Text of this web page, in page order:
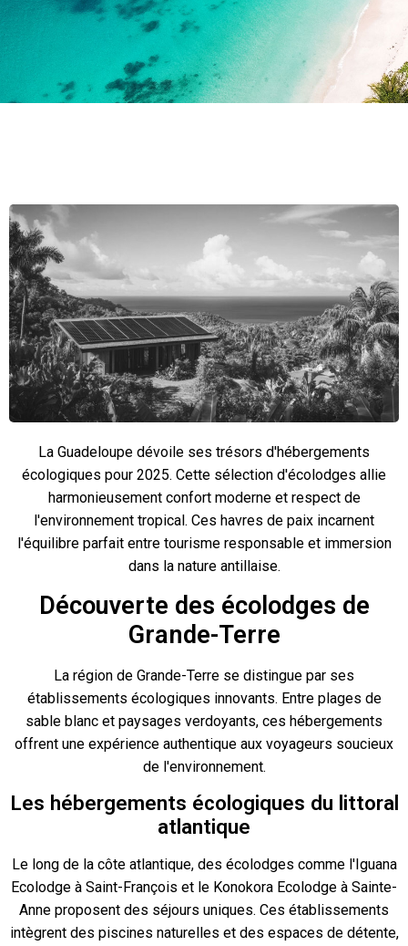
La Guadeloupe dévoile ses trésors d'hébergements
écologiques pour 2025. Cette sélection d'écolodges allie
harmonieusement confort moderne et respect de
l'environnement tropical. Ces havres de paix incarnent
l'équilibre parfait entre tourisme responsable et immersion
dans la nature antillaise.
Découverte des écolodges de
Grande-Terre
La région de Grande-Terre se distingue par ses
établissements écologiques innovants. Entre plages de
sable blanc et paysages verdoyants, ces hébergements
offrent une expérience authentique aux voyageurs soucieux
de l'environnement.
Les hébergements écologiques du littoral
atlantique
Le long de la côte atlantique, des écolodges comme l'Iguana
Ecolodge à Saint-François et le Konokora Ecolodge à Sainte-
Anne proposent des séjours uniques. Ces établissements
intègrent des piscines naturelles et des espaces de détente,